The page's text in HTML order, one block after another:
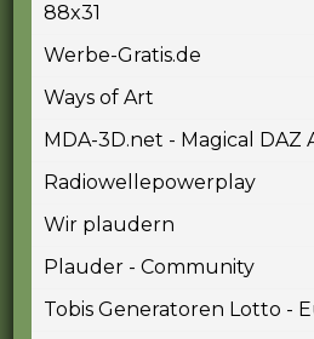
88x31
Werbe-Gratis.de
Ways of Art
MDA-3D.net - Magical DAZ
Radiowellepowerplay
Wir plaudern
Plauder - Community
Tobis Generatoren Lotto -